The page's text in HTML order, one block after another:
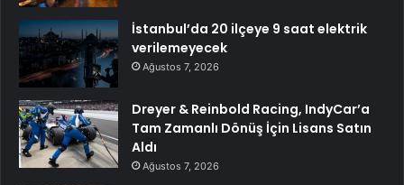
İstanbul’da 20 ilçeye 9 saat elektrik
verilemeyecek
Ağustos 7, 2026
Dreyer & Reinbold Racing, IndyCar’a
Tam Zamanlı Dönüş İçin Lisans Satın
Aldı
Ağustos 7, 2026